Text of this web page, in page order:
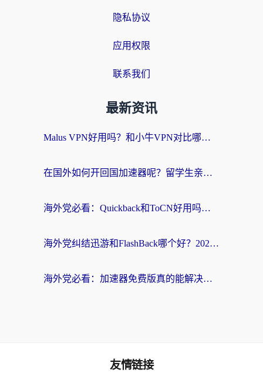
隐私协议
应用权限
联系我们
最新资讯
Malus VPN好用吗？和小牛VPN对比哪个回国效果更好？海外党亲测实用指南
在国外如何开回国加速器呢？留学生亲测的无缝访问国内资源指南
海外党必看：Quickback和ToCN好用吗？3分钟选对回国加速器的实用指南
海外党纠结迅游和FlashBack哪个好？2026实用指南教你选对回国加速器
海外党必看：加速器免费版真的能解决回国访问难题吗？附实用选择指南
友情链接